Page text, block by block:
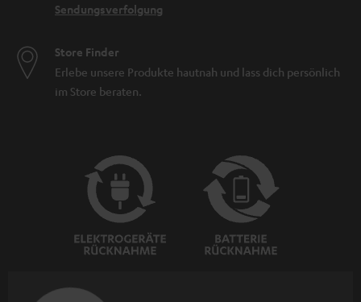
Sendungsverfolgung
Store Finder
Erlebe unsere Produkte hautnah und lass dich persönlich
im Store beraten.